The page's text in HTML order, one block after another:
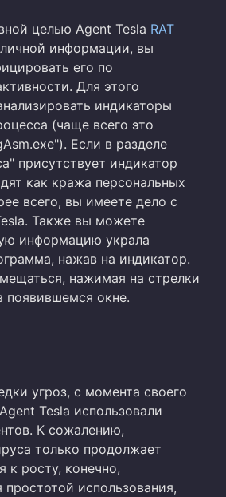
целью Agent Tesla RAT
информации, вы
его по
Для этого
индикаторы
(чаще всего это
Если в разделе
присутствует индикатор
как кража персональных
всего, вы имеете дело с
Также вы можете
информацию украла
нажав на индикатор.
нажимая на стрелки
появившемся окне.
угроз, с момента своего
Tesla использовали
К сожалению,
только продолжает
к росту, конечно,
использования,